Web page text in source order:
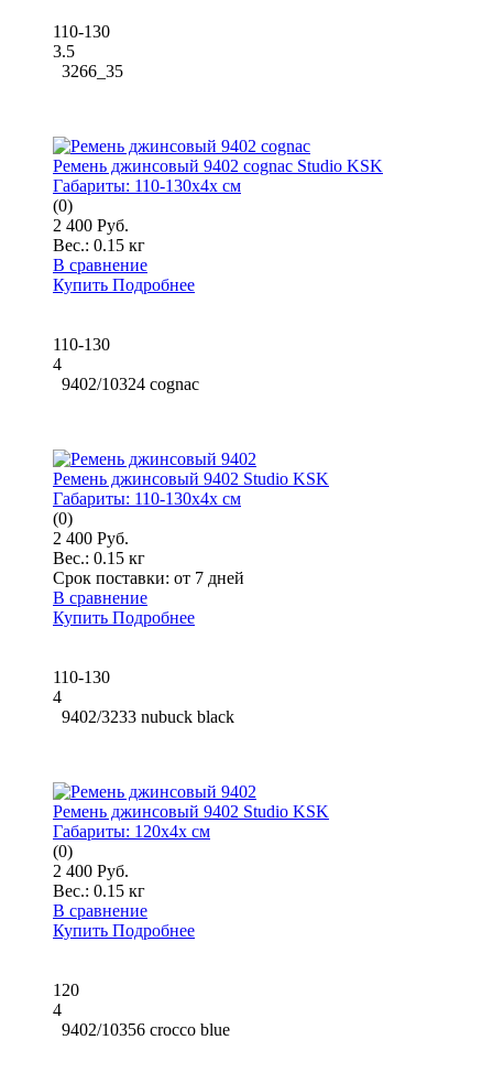
110-130
3.5
3266_35
Ремень джинсовый 9402 cognac Studio KSK
Габариты: 110-130x4x см
(0)
2 400 Руб.
Вес.: 0.15 кг
В сравнение
Купить Подробнее
110-130
4
9402/10324 cognac
Ремень джинсовый 9402 Studio KSK
Габариты: 110-130x4x см
(0)
2 400 Руб.
Вес.: 0.15 кг
Срок поставки: от 7 дней
В сравнение
Купить Подробнее
110-130
4
9402/3233 nubuck black
Ремень джинсовый 9402 Studio KSK
Габариты: 120x4x см
(0)
2 400 Руб.
Вес.: 0.15 кг
В сравнение
Купить Подробнее
120
4
9402/10356 crocco blue